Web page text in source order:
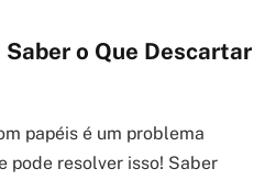
Saber o Que Descartar
papéis é um problema
pode resolver isso! Saber